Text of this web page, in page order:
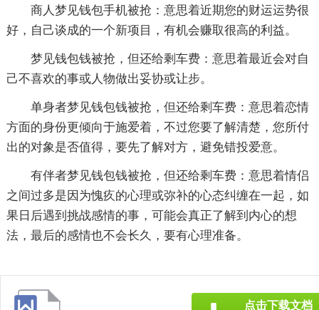
商人梦见钱包手机被抢：意思着近期您的财运运势很
好，自己谈成的一个新项目，有机会赚取很高的利益。
梦见钱包钱被抢，但还给剩车费：意思着最近会对自
己不喜欢的事或人物做出妥协或让步。
单身者梦见钱包钱被抢，但还给剩车费：意思着恋情
方面的身份更倾向于施爱着，不过您要了解清楚，您所付
出的对象是否值得，要先了解对方，避免错投爱意。
有伴者梦见钱包钱被抢，但还给剩车费：意思着情侣
之间过多是因为愧疚的心理或弥补的心态纠缠在一起，如
果日后遇到挑战感情的事，可能会真正了解到内心的想
法，最后的感情也不会长久，要有心理准备。
点击下载文档